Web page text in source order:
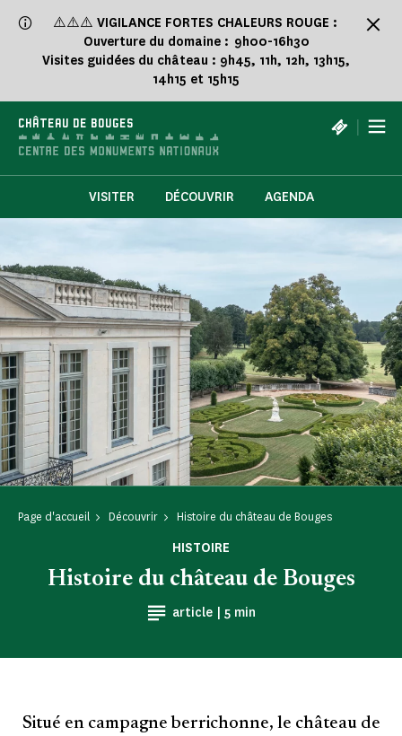
⚠️⚠️⚠️ VIGILANCE FORTES CHALEURS ROUGE :
Ouverture du domaine : 9h00-16h30
Visites guidées du château : 9h45, 11h, 12h, 13h15,
14h15 et 15h15
CHÂTEAU DE BOUGES |
VISITER DÉCOUVRIR AGENDA
Page d'accueil Découvrir Histoire du château de Bouges
HISTOIRE
article | Temps de Lecture
5 min
Histoire du château de Bouges
Situé en campagne berrichonne, le château de